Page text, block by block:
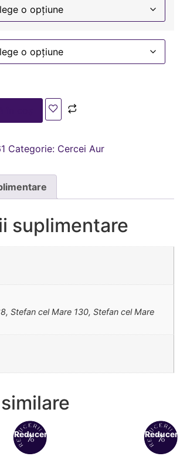
Categorie: Cercei Aur
suplimentare
Stefan cel Mare 130, Stefan cel Mare
Reduceri!